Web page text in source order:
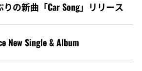
りの新曲「Car Song」リリース
New Single & Album